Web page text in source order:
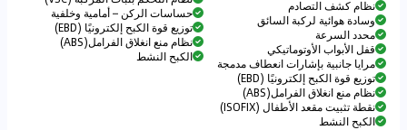
نظام كشف التصادم
وسادة هوائية لركبة السائق
محدد السرعة
قفل الأبواب الأوتوماتيكي
مرايا جانبية بإشارات انعطاف مدمجة
توزيع قوة الكبح إلكترونيًا (EBD)
نظام منع انغلاق الفرامل(ABS)
نقطة تثبيت مقعد الأطفال (ISOFIX)
الكبح النشط
حساسات الركن – أمامية وخلفية
توزيع قوة الكبح إلكترونيًا (EBD)
نظام منع انغلاق الفرامل(ABS)
الكبح النشط